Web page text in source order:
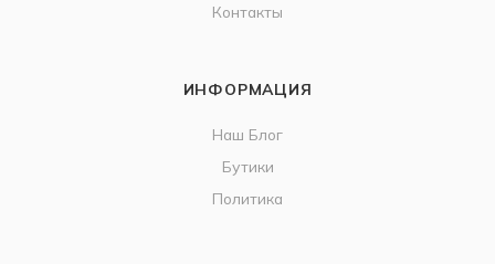
Контакты
ИНФОРМАЦИЯ
Наш Блог
Бутики
Политика